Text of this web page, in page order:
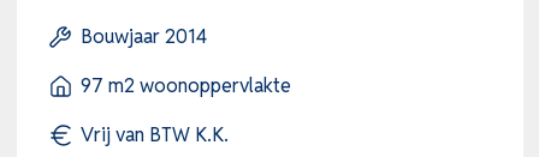
Bouwjaar 2014
97 m2 woonoppervlakte
Vrij van BTW K.K.